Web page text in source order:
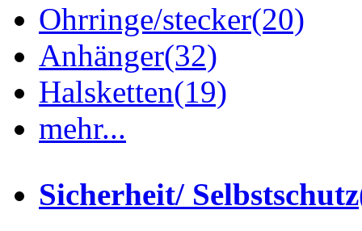
Ohrringe/stecker(20)
Anhänger(32)
Halsketten(19)
mehr...
Sicherheit/ Selbstschutz